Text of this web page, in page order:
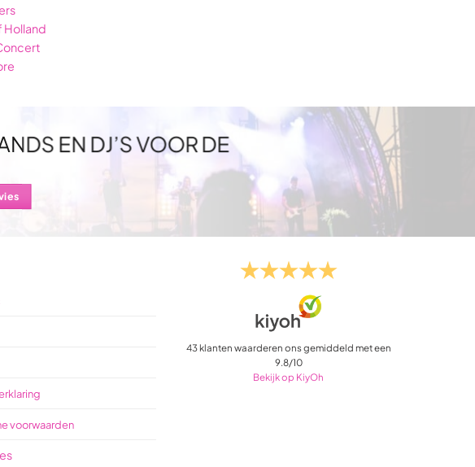
Holland
EN DJ’S VOOR DE
voorwaarden
43klanten waarderen ons gemiddeld met een
9.8/10
Bekijk op KiyOh